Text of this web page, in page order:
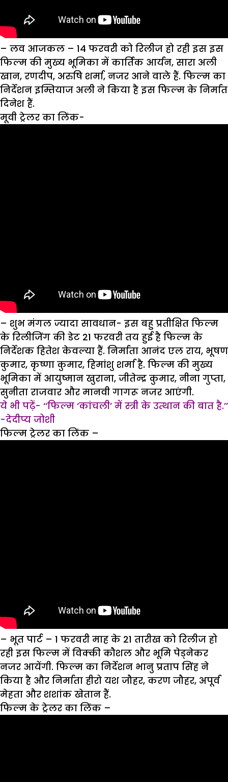
– लव आजकल – 14 फरवरी को रिलीज हो रही इस इस
फिल्म की मुख्य भूमिका में कार्तिक आर्यन, सारा अली
खान, रणदीप, अरुषि शर्मा, नजर आने वाले हैं. फिल्म का
निर्देशन इम्तियाज अली ने किया है इस फिल्म के निर्मात
दिनेश हैं.
मूवी ट्रेलर का लिंक-
– शुभ मंगल ज्यादा सावधान- इस बहु प्रतीक्षित फिल्म
के रिलीजिंग की डेट 21 फरवरी तय हुई है फिल्म के
निर्देशक हितेश केवल्या हैं. निर्माता आनंद एल राय, भूषण
कुमार, कृष्णा कुमार, हिमांशु शर्मा है. फिल्म की मुख्य
भूमिका में आयुष्मान खुराना, जीतेन्द्र कुमार, नीना गुप्ता,
सुनीता राजवार और मानवी गागरू नजर आएंगी.
ये भी पढ़ें- ‘‘फिल्म ‘कांचली’ में स्त्री के उत्थान की बात है.’’
-देदीप्य जोशी
फिल्म ट्रेलर का लिंक –
– भूत पार्ट – 1 फरवरी माह के 21 तारीख को रिलीज हो
रही इस फिल्म में विक्की कौशल और भूमि पेड्नेकर
नजर आयेंगी. फिल्म का निर्देशन भानु प्रताप सिंह ने
किया है और निर्माता हीरो यश जौहर, करण जौहर, अपूर्व
मेहता और शशांक खेतान हैं.
फिल्म के ट्रेलर का लिंक –